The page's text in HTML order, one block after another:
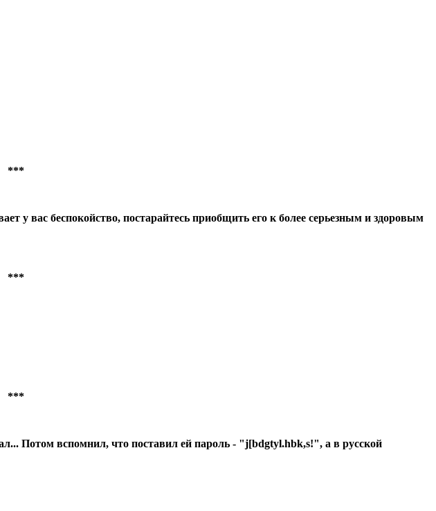
***
у вас беспокойство, постарайтесь приобщить его к более серьезным и здоровым
***
***
Потом вспомнил, что поставил ей пароль - "j[bdgtyl.hbk,s!", а в русской